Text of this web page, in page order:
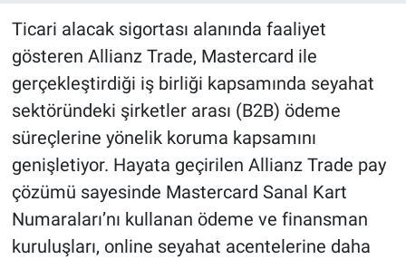
Ticari alacak sigortası alanında faaliyet
gösteren Allianz Trade, Mastercard ile
gerçekleştirdiği iş birliği kapsamında seyahat
sektöründeki şirketler arası (B2B) ödeme
süreçlerine yönelik koruma kapsamını
genişletiyor. Hayata geçirilen Allianz Trade pay
çözümü sayesinde Mastercard Sanal Kart
Numaraları’nı kullanan ödeme ve finansman
kuruluşları, online seyahat acentelerine daha